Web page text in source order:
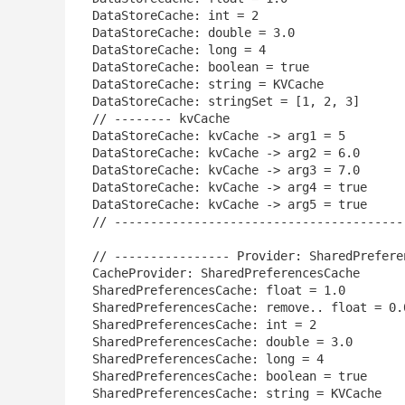
DataStoreCache: int = 2
DataStoreCache: double = 3.0
DataStoreCache: long = 4
DataStoreCache: boolean = true
DataStoreCache: string = KVCache
DataStoreCache: stringSet = [1, 2, 3]
// -------- kvCache
DataStoreCache: kvCache -> arg1 = 5
DataStoreCache: kvCache -> arg2 = 6.0
DataStoreCache: kvCache -> arg3 = 7.0
DataStoreCache: kvCache -> arg4 = true
DataStoreCache: kvCache -> arg5 = true
//
// ---------------- Provider:
CacheProvider: SharedPreferencesCache
SharedPreferencesCache: float = 1.0
SharedPreferencesCache: remove.. float =
SharedPreferencesCache: int = 2
SharedPreferencesCache: double = 3.0
SharedPreferencesCache: long = 4
SharedPreferencesCache: boolean = true
SharedPreferencesCache: string = KVCache